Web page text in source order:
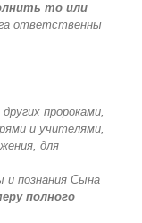
то или
ответственны
пророками,
и учителями,
для
и познания Сына
полного